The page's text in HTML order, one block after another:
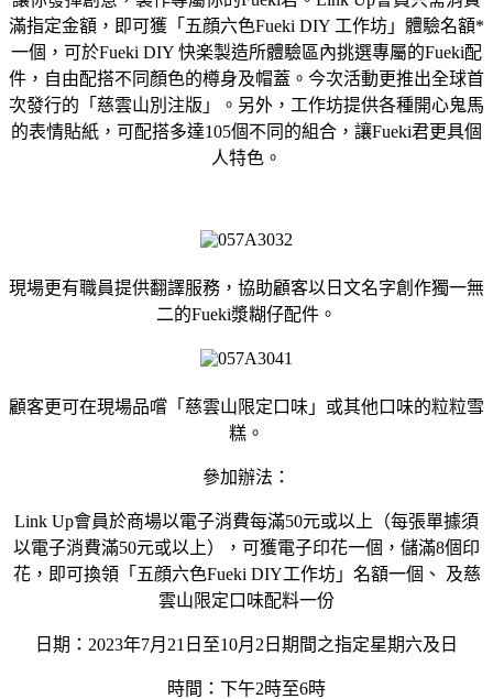
滿指定金額，即可獲「五顔六色Fueki DIY 工作坊」體驗名額*
一個，可於Fueki DIY 快楽製造所體驗區內挑選專屬的Fueki配
件，自由配搭不同顏色的樽身及帽蓋。今次活動更推出全球首
次發行的「慈雲山別注版」。另外，工作坊提供各種開心鬼馬
的表情貼紙，可配搭多達105個不同的組合，讓Fueki君更具個
人特色。
現場更有職員提供翻譯服務，協助顧客以日文名字創作獨一無
二的Fueki漿糊仔配件。
顧客更可在現場品嚐「慈雲山限定口味」或其他口味的粒粒雪
糕。
參加辦法：
Link Up會員於商場以電子消費每滿50元或以上（每張單據須
以電子消費滿50元或以上），可獲電子印花一個，儲滿8個印
花，即可換領「五顔六色Fueki DIY工作坊」名額一個、 及慈
雲山限定口味配料一份
日期：2023年7月21日至10月2日期間之指定星期六及日
時間：下午2時至6時